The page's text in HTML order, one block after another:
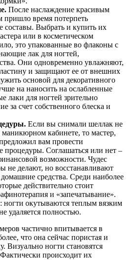
После наслаждение красивым
пришло время потерпеть
составы. Выбрать и купить их
или в косметическом
это упакованные во флаконы с
лак для ногтей,
Они одновременно увлажняют,
и защищают ее от внешних
основой для декоративного
на наносить на ослабленные
лаки для ногтей зрительно
за счет собственного блеска и
Если вы снимали шеллак не
маникюрном кабинете, то мастер,
вам провести
процедуры. Соглашаться или нет –
возможности. Чудес
не делают, но восстанавливают
средства. Среди наиболее
действительно стоит
и «запечатывание».
ногти окутываются теплым вязким
удаляется полностью.
частично впитывается в
что она сейчас пористая и
Визуально ногти становятся
происходит их